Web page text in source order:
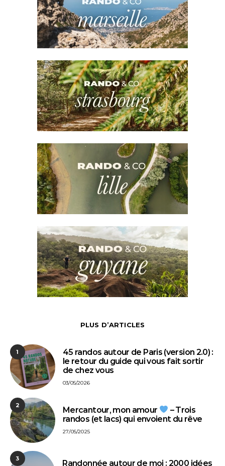
PLUS D’ARTICLES
1
45 randos autour de Paris (version 2.0) :
le retour du guide qui vous fait sortir
de chez vous
03/05/2026
2
Mercantour, mon amour
– Trois
randos (et lacs) qui envoient du rêve
27/05/2025
3
⁠Randonnée autour de moi : 2000 idées